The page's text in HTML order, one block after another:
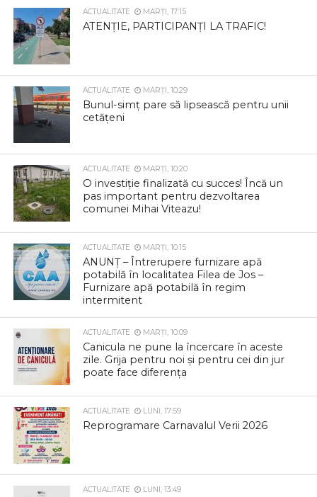
ACTUALITATE MARȚI, 17:15
ATENȚIE, PARTICIPANȚI LA TRAFIC!
ACTUALITATE MARȚI, 10:29
Bunul-simț pare să lipsească pentru unii
cetățeni
ACTUALITATE MARȚI, 10:20
O investiție finalizată cu succes! Încă un
pas important pentru dezvoltarea
comunei Mihai Viteazu!
ACTUALITATE MARȚI, 10:15
ANUNȚ – Întrerupere furnizare apă
potabilă în localitatea Filea de Jos –
Furnizare apă potabilă în regim
intermitent
ACTUALITATE MARȚI, 10:09
Canicula ne pune la încercare în aceste
zile. Grija pentru noi și pentru cei din jur
poate face diferența
ACTUALITATE LUNI, 17:59
Reprogramare Carnavalul Verii 2026
ACTUALITATE LUNI, 13:49